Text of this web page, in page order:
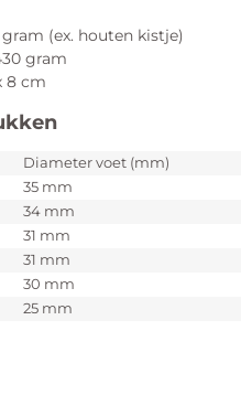
(ex. houten kistje)
gram
8 cm
Diameter voet (mm)
35 mm
34 mm
31 mm
31 mm
30 mm
25 mm